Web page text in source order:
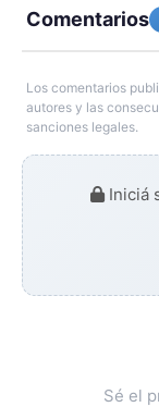
Comentarios
Los comentarios
autores y las
sanciones legales.
Iniciá
Sé el